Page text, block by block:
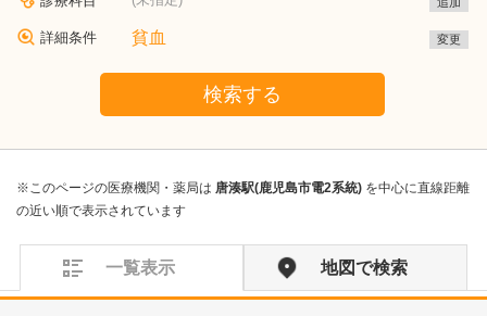
詳細条件 貧血 変更
検索する
※このページの医療機関・薬局は 唐湊駅(鹿児島市電2系統) を中心に直線距離
の近い順で表示されています
一覧表示 地図で検索